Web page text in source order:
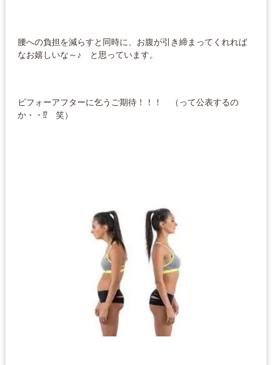
腰への負担を減らすと同時に、お腹が引き締まってくれれば
なお嬉しいな～♪ と思っています。
ビフォーアフターに乞うご期待！！！ （って公表するの
か・・⁉ 笑）